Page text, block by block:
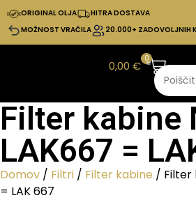
ORIGINAL OLJA
HITRA DOSTAVA
MOŽNOST VRAČILA
20.000+ ZADOVOLJNIH
0,00€
0
Filter kabine
LAK667 =
Domov / Filtri / Filter kabine / Filter
= LAK 667